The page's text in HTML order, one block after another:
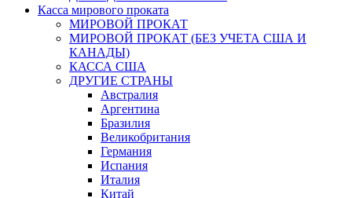
Касса мирового проката
МИРОВОЙ ПРОКАТ
МИРОВОЙ ПРОКАТ (БЕЗ УЧЕТА США И
КАНАДЫ)
КАССА США
ДРУГИЕ СТРАНЫ
Австралия
Аргентина
Бразилия
Великобритания
Германия
Испания
Италия
Китай